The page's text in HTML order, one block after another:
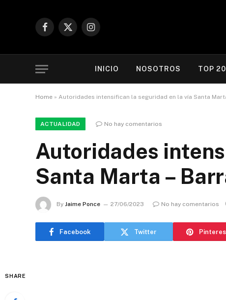
Facebook
X
Instagram
INICIO NOSOTROS TOP
Home » Autoridades intensifican la seguridad en la vía Santa
ACTUALIDAD No hay comentarios
Autoridades
Santa Marta –
By Jaime Ponce 27/06/2023 No hay comentarios
Facebook Twitter
SHARE